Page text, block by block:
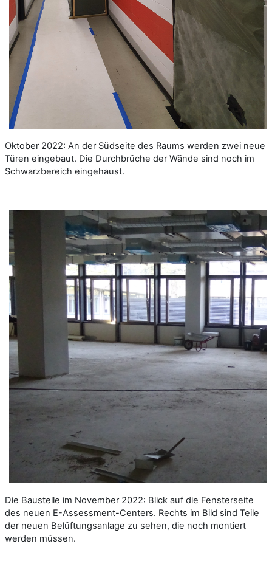
Oktober 2022: An der Südseite des Raums werden zwei neue
Türen eingebaut. Die Durchbrüche der Wände sind noch im
Schwarzbereich eingehaust.
Die Baustelle im November 2022: Blick auf die Fensterseite
des neuen E-Assessment-Centers. Rechts im Bild sind Teile
der neuen Belüftungsanlage zu sehen, die noch montiert
werden müssen.